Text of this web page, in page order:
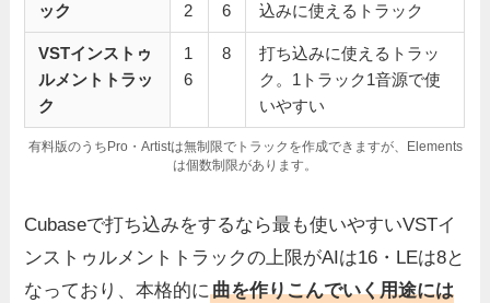
ック
2
6
込みに使えるトラック
VSTインストゥ
ルメントトラッ
ク
1
6
8
打ち込みに使えるトラッ
ク。1トラック1音源で使
いやすい
有料版のうちPro・Artistは無制限でトラックを作成できますが、Elements
は個数制限があります。
Cubaseで打ち込みをするなら最も使いやすいVSTイ
ンストゥルメントトラックの上限がAIは16・LEは8と
なっており、本格的に曲を作りこんでいく用途には